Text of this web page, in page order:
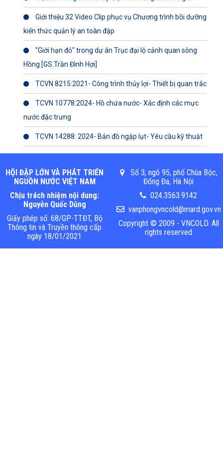
Giới thiệu 32 Video Clip phục vụ Chương trình bồi dưỡng
kiến thức quản lý an toàn đập
"Giới hạn đỏ" trong dự án Trục đại lộ cảnh quan sông
Hồng [GS.Trần Đình Hợi]
TCVN 8215:2021- Công trình thủy lợi- Thiết bị quan trắc
TCVN 10778:2024- Hồ chứa nước- Xác định các mực
nước đặc trưng
TCVN 14288: 2024- Bản đồ ngập lụt- Yêu cầu kỹ thuật
HỘI ĐẬP LỚN VÀ PHÁT TRIỂN
NGUỒN NƯỚC VIỆT NAM
Chịu trách nhiệm nội dung:
Nguyễn Quốc Dũng
Giấy phép số: 68/GP-TTĐT, Bộ
Thông tin và Truyền thông cấp
ngày 18/01/2021
Số 3, ngõ 95, phố Chùa Bộc,
Đống Đa, Hà Nội
024.3563.9142
vanphongvncold@mard.gov.vn
Copyright © 2009 - VNCOLD. All
rights reserved